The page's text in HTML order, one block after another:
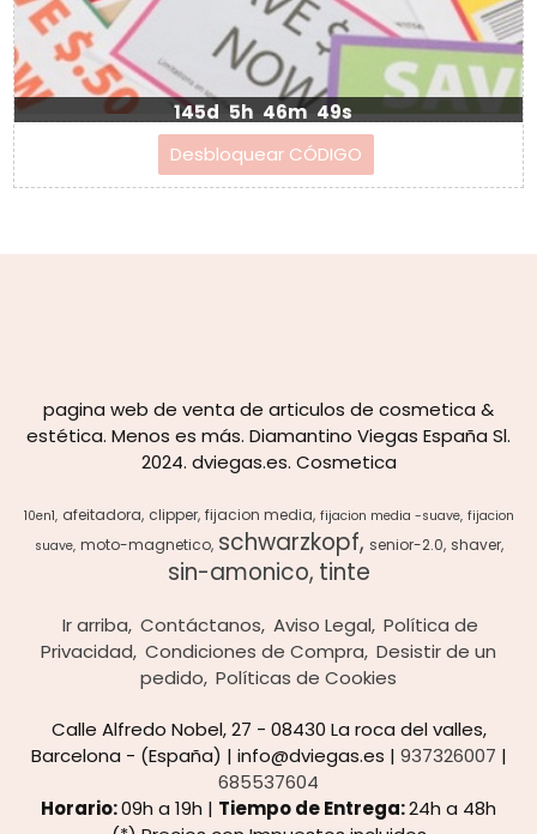
145d 5h 46m 48s
pagina web de venta de articulos de cosmetica &
estética. Menos es más. Diamantino Viegas España Sl.
2024. dviegas.es. Cosmetica
10en1 afeitadora clipper fijacion media fijacion media -suave fijacion
suave moto-magnetico schwarzkopf senior-2.0 shaver
sin-amonico tinte
Ir arriba Contáctanos Aviso Legal Política de
Privacidad Condiciones de Compra Desistir de un
pedido Políticas de Cookies
Calle Alfredo Nobel, 27 - 08430 La roca del valles,
Barcelona - (España) | info@dviegas.es | 937326007 |
685537604
Horario:09h a 19h | Tiempo de Entrega:24h a 48h